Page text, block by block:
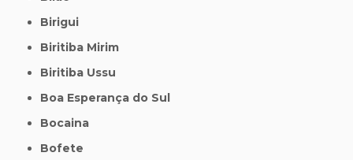
Birigui
Biritiba Mirim
Biritiba Ussu
Boa Esperança do Sul
Bocaina
Bofete